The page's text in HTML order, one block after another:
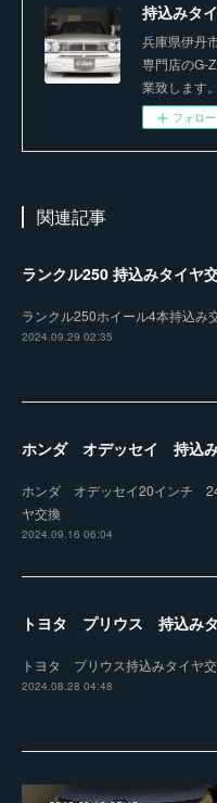
持込みタ
兵庫県伊丹
専門店のG-
業致します
フォロー
関連記事
ランクル250 持込みタイヤ
ランクル250ホイール4本持込み
2024.09.29 02:35
ホンダ オデッセイ 持込
ホンダ オデッセイ20インチ
ヤ交換
2024.09.16 06:04
トヨタ プリウス 持込み
トヨタ プリウス持込みタイヤ
2024.08.28 04:48